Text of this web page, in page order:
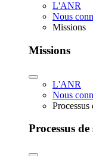
L'ANR
Nous
Missions
Missions
L'ANR
Nous
Processus
Processus